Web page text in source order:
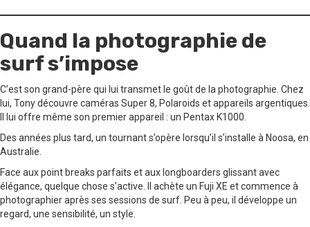
Quand la photographie de
surf s’impose
C’est son grand-père qui lui transmet le goût de la photographie. Chez
lui, Tony découvre caméras Super 8, Polaroids et appareils argentiques.
Il lui offre même son premier appareil : un Pentax K1000.
Des années plus tard, un tournant s’opère lorsqu’il s’installe à Noosa, en
Australie.
Face aux point breaks parfaits et aux longboarders glissant avec
élégance, quelque chose s’active. Il achète un Fuji XE et commence à
photographier après ses sessions de surf. Peu à peu, il développe un
regard, une sensibilité, un style.